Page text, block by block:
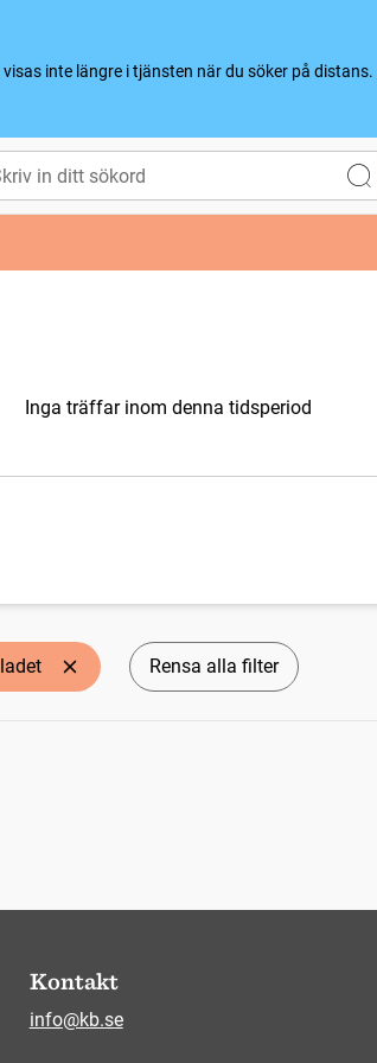
inte längre i tjänsten när du söker på distans.
Inga träffar inom denna tidsperiod
Rensa alla filter
Kontakt
info@kb.se